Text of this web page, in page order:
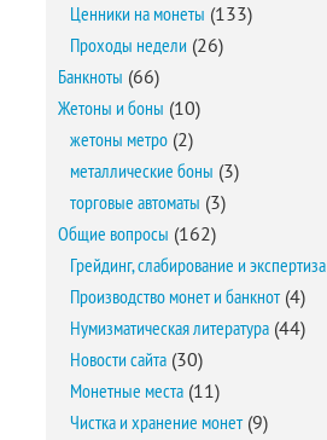
Ценники на монеты (133)
Проходы недели (26)
Банкноты (66)
Жетоны и боны (10)
жетоны метро (2)
металлические боны (3)
торговые автоматы (3)
Общие вопросы (162)
Грейдинг, слабирование и экспертиза
Производство монет и банкнот(4)
Нумизматическая литература (44)
Новости сайта (30)
Монетные места (11)
Чистка и хранение монет(9)